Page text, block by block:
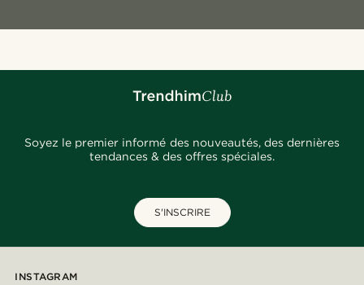
Soyez le premier informé des nouveautés, des dernières
tendances & des offres spéciales.
S'INSCRIRE
INSTAGRAM